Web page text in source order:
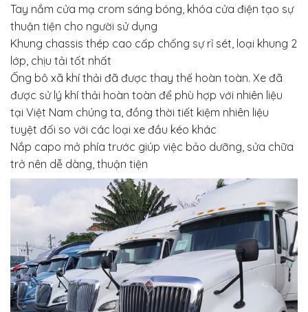
Tay nắm cửa mạ crom sáng bóng, khóa cửa điện tạo sự
thuận tiện cho người sử dụng
Khung chassis thép cao cấp chống sự rỉ sét, loại khung 2
lớp, chịu tải tốt nhất
Ống bô xã khí thải đã được thay thế hoàn toàn. Xe đã
được sử lý khí thải hoàn toàn để phù hợp với nhiên liệu
tại Việt Nam chúng ta, đồng thời tiết kiệm nhiên liệu
tuyệt đối so với các loại xe đầu kéo khác
Nắp capo mở phía trước giúp việc bảo dưỡng, sửa chữa
trở nên dễ dàng, thuận tiện